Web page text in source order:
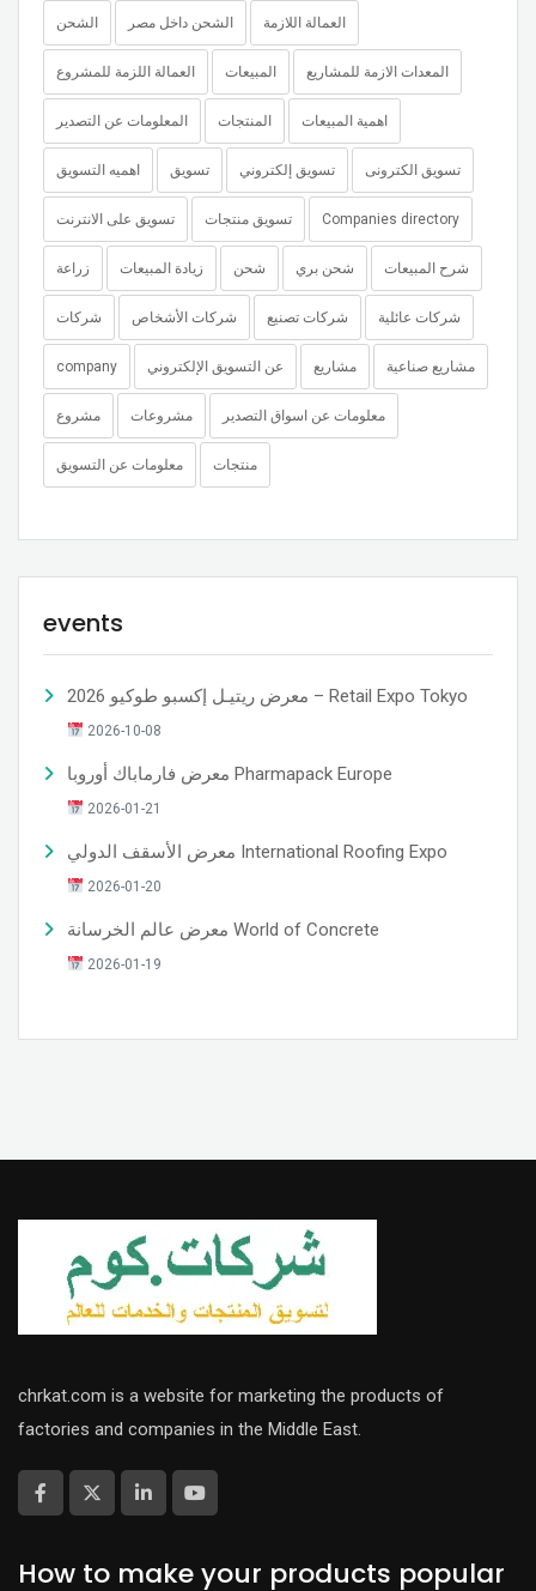
الشحن الشحن داخل مصر العمالة اللازمة
العمالة اللزمة للمشروع المبيعات المعدات الازمة للمشاريع
المعلومات عن التصدير المنتجات اهمية المبيعات
اهميه التسويق تسويق تسويق إلكتروني تسويق الكترونى
تسويق على الانترنت تسويق منتجات Companies directory
زراعة زيادة المبيعات شحن شحن بري شرح المبيعات
شركات شركات الأشخاص شركات تصنيع شركات عائلية
company عن التسويق الإلكتروني مشاريع مشاريع صناعية
مشروع مشروعات معلومات عن اسواق التصدير
معلومات عن التسويق منتجات
events
معرض ريتيـل إكسبو طوكيو 2026 – Retail Expo Tokyo
2026-10-08
معرض فارماباك أوروبا Pharmapack Europe
2026-01-21
معرض الأسقف الدولي International Roofing Expo
2026-01-20
معرض عالم الخرسانة World of Concrete
2026-01-19
chrkat.com is a website for marketing the products of
factories and companies in the Middle East.
How to make your products popular